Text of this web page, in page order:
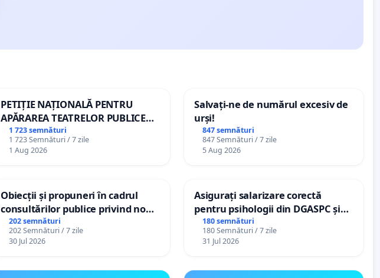
PETIȚIE NAȚIONALĂ PENTRU
APĂRAREA TEATRELOR PUBLICE
DE REPERTORIU DIN ROMÂNIA
1 723 semnături
1 723 Semnături / 7 zile
1 Aug 2026
Salvați-ne de numărul excesiv de
urși!
847 semnături
847 Semnături / 7 zile
5 Aug 2026
Obiecții și propuneri în cadrul
consultărilor publice privind noul
Plan Urbanistic General (PUG)
Ialoveni
202 semnături
202 Semnături / 7 zile
30 Jul 2026
Asigurați salarizare corectă
pentru psihologii din DGASPC și
spitale
180 semnături
180 Semnături / 7 zile
31 Jul 2026